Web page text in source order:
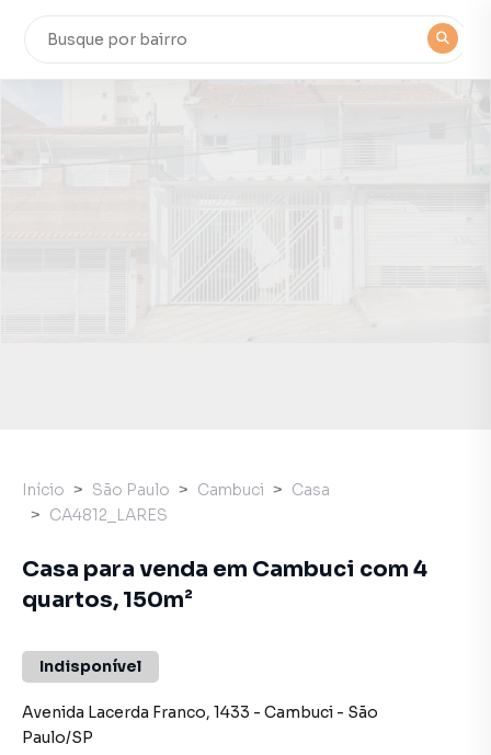
Início São Paulo Cambuci
Casa
CA4812_LARES
Casa para venda em Cambuci com 4
quartos, 150m²
Indisponível
Avenida Lacerda Franco, 1433 - Cambuci - São
Paulo/SP